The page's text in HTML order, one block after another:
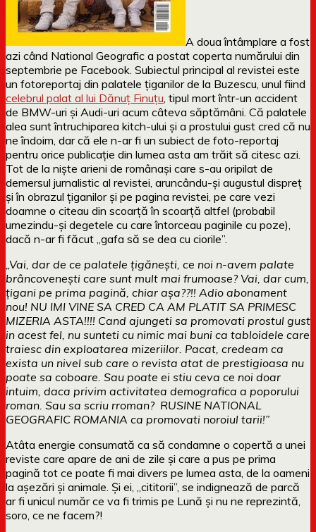
A doua întâmplare a fost
azi când National Geografic a postat coperta numărului din
septembrie pe Facebook. Subiectul principal al revistei este
un fotoreportaj din palatele țiganilor de la Buzescu, unul fiind
celebrul palat al lui Dănuț Finuțu , tipul mort într-un accident
de BMW-uri și Audi-uri acum câteva săptămâni. Că palatele
alea sunt întruchiparea kitch-ului și a prostului gust cred că nu
ne îndoim, dar că ele n-ar fi un subiect de foto-reportaj
pentru orice publicație din lumea asta am trăit să citesc azi.
Tot de la niște arieni de românași care s-au oripilat de
demersul jurnalistic al revistei, aruncându-și augustul dispreț
și în obrazul țiganilor și pe pagina revistei, pe care vezi
doamne o citeau din scoarță în scoarță altfel (probabil
umezindu-și degetele cu care întorceau paginile cu poze),
dacă n-ar fi făcut „gafa să se dea cu ciorile”.
„Vai, dar de ce palatele țigănești, ce noi n-avem palate
brâncovenești care sunt mult mai frumoase? Vai, dar cum,
țigani pe prima pagină, chiar așa??!! Adio abonament
nou! NU IMI VINE SA CRED CA AM PLATIT SA PRIMESC
MIZERIA ASTA!!!! Cand ajungeti sa promovati prostul gust
in acest fel, nu sunteti cu nimic mai buni ca tabloidele care
traiesc din exploatarea mizeriilor. Pacat, credeam ca
exista un nivel sub care o revista atat de prestigioasa nu
poate sa coboare. Sau poate ei stiu ceva ce noi doar
intuim, daca privim activitatea demografica a poporului
roman. Sau sa scriu rroman? RUSINE NATIONAL
GEOGRAFIC ROMANIA ca promovati noroiul tarii!”
Atâta energie consumată ca să condamne o copertă a unei
reviste care apare de ani de zile și care a pus pe prima
pagină tot ce poate fi mai divers pe lumea asta, de la oameni
la așezări și animale. Și ei, „cititorii”, se indignează de parcă
ar fi unicul număr ce va fi trimis pe Lună și nu ne reprezintă,
soro, ce ne facem?!